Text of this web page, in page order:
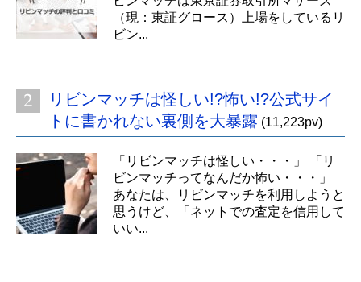
（現：東証グロース）上場をしているリ
ビン...
リビンマッチは怪しい!?怖い!?公式サイ
トに書かれない裏側を大暴露 (11,223pv)
「リビンマッチは怪しい・・・」 「リ
ビンマッチってなんだか怖い・・・」
あなたは、リビンマッチを利用しようと
思うけど、「ネットでの査定を信用して
いい...